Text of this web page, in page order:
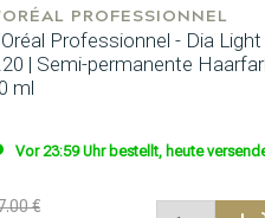
PROFESSIONNEL
Professionnel - Dia Light
| Semi-permanente
ml
Vor 23:59 Uhr bestellt, heute
€